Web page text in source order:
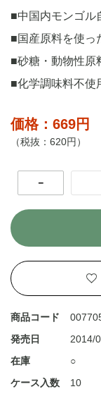
■中国内モンゴル
■国産原料を使っ
■砂糖・動物性原
■化学調味料不使
価格：669円
（税抜：620円）
－
商品コード
発売日
2014/
在庫
○
ケース入数
10